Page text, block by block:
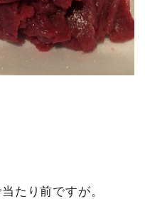
たり前ですが。